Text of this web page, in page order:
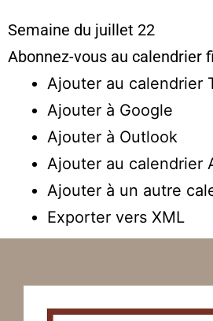
Semaine du juillet 22
Abonnez-vous au calendrier
Ajouter au calendrier
Ajouter à Google
Ajouter à Outlook
Ajouter au calendrier
Ajouter à un autre
Exporter vers XML